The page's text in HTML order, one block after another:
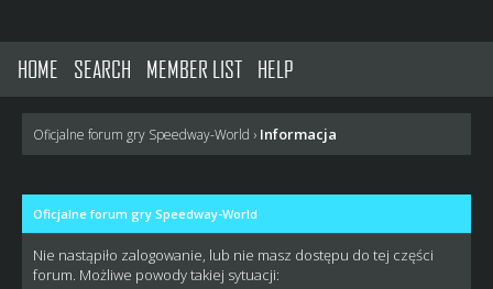
HOME SEARCH MEMBER LIST HELP
Oficjalne forum gry Speedway-World › Informacja
Oficjalne forum gry Speedway-World
Nie nastąpiło zalogowanie, lub nie masz dostępu do tej części
forum. Możliwe powody takiej sytuacji: